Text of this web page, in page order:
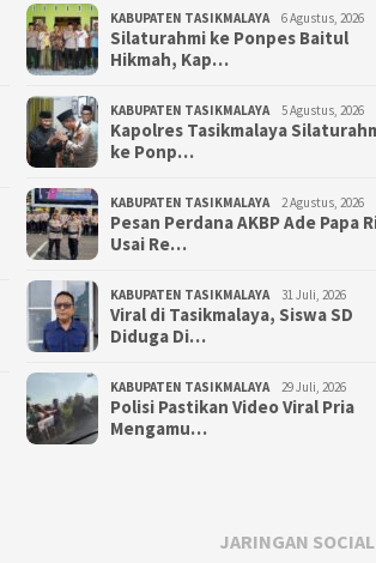
KABUPATEN TASIKMALAYA 6 Agustus, 2026
Silaturahmi ke Ponpes Baitul
Hikmah, Kap…
KABUPATEN TASIKMALAYA 5 Agustus, 2026
Kapolres Tasikmalaya
ke Ponp…
KABUPATEN TASIKMALAYA 2 Agustus, 2026
Pesan Perdana AKBP Ade Papa
Usai Re…
KABUPATEN TASIKMALAYA 31 Juli, 2026
Viral di Tasikmalaya, Siswa SD
Diduga Di…
KABUPATEN TASIKMALAYA 29 Juli, 2026
Polisi Pastikan Video Viral Pria
Mengamu…
JARINGAN SOCIAL